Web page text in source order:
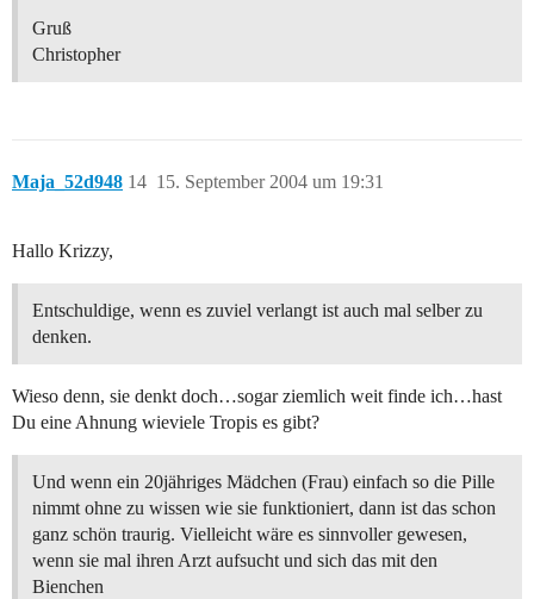
Gruß
Christopher
Maja_52d948 15. September 2004 um 19:31
14
Hallo Krizzy,
Entschuldige, wenn es zuviel verlangt ist auch mal selber zu
denken.
Wieso denn, sie denkt doch…sogar ziemlich weit finde ich…hast
Du eine Ahnung wieviele Tropis es gibt?
Und wenn ein 20jähriges Mädchen (Frau) einfach so die Pille
nimmt ohne zu wissen wie sie funktioniert, dann ist das schon
ganz schön traurig. Vielleicht wäre es sinnvoller gewesen,
wenn sie mal ihren Arzt aufsucht und sich das mit den
Bienchen